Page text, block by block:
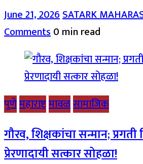
June 21, 2026SATARK
Comments0 min read
पुणेमहाराष्ट्रमावळसामाजिक
गौरव, शिक्षकांचा सन्मान; प्रगती
प्रेरणादायी सत्कार सोहळा!